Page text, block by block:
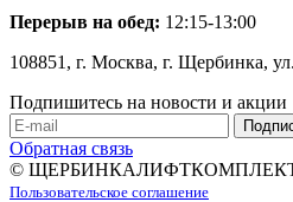
Перерыв на обед: 12:15-13:00
108851, г. Москва, г. Щербинка,
Подпишитесь на новости и акции
Обратная связь
© ЩЕРБИНКАЛИФТКОМПЛЕКТ
Пользовательское соглашение